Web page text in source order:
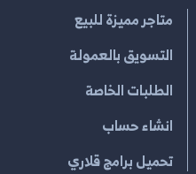
متاجر مميزة للبيع
التسويق بالعمولة
الطلبات الخاصة
انشاء حساب
تحميل برامج قلاري